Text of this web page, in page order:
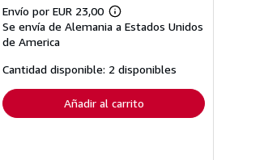
Envío por EUR 23,00
Más
información
tarifas
de
envío
Se envía de Alemania a Estados Unidos
de America
Cantidad disponible: 2 disponibles
Añadir al carrito